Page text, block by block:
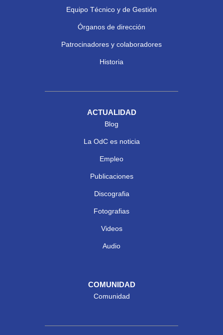
Equipo Técnico y de Gestión
Órganos de dirección
Patrocinadores y colaboradores
Historia
ACTUALIDAD
Blog
La OdC es noticia
Empleo
Publicaciones
Discografia
Fotografias
Videos
Audio
COMUNIDAD
Comunidad